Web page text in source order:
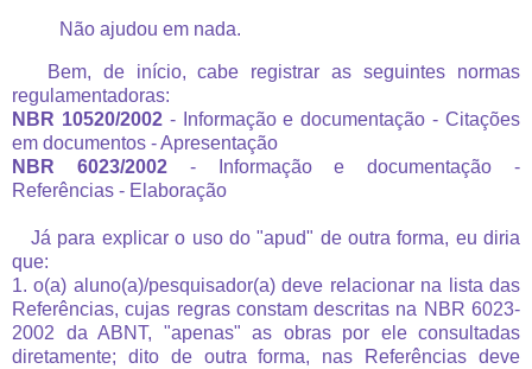
Não ajudou em nada.
Bem, de início, cabe registrar as seguintes normas
regulamentadoras:
NBR 10520/2002- Informação e documentação - Citações
em documentos - Apresentação
NBR 6023/2002 - Informação e documentação -
Referências - Elaboração
Já para explicar o uso do "apud" de outra forma, eu diria
que:
1. o(a) aluno(a)/pesquisador(a) deve relacionar na lista das
Referências, cujas regras constam descritas na NBR 6023-
2002 da ABNT, "apenas" as obras por ele consultadas
diretamente; dito de outra forma, nas Referências deve